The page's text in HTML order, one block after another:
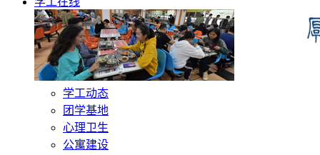
学工动态
团学基地
心理卫生
公寓建设